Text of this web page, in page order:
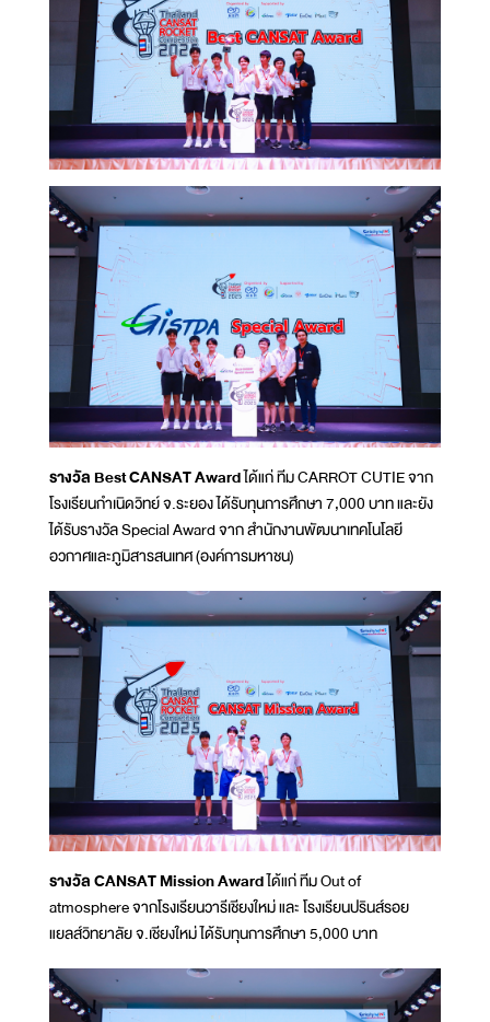
รางวัล Best CANSAT Awardได้แก่ ทีม CARROT CUTIE จาก
โรงเรียนกำเนิดวิทย์ จ.ระยอง ได้รับทุนการศึกษา 7,000 บาท และยัง
ได้รับรางวัล Special Award จาก สำนักงานพัฒนาเทคโนโลยี
อวกาศและภูมิสารสนเทศ (องค์การมหาชน)
รางวัล CANSAT Mission Awardได้แก่ ทีม Out of
atmosphere จากโรงเรียนวารีเชียงใหม่ และ โรงเรียนปรินส์รอย
แยลส์วิทยาลัย จ.เชียงใหม่ ได้รับทุนการศึกษา 5,000 บาท